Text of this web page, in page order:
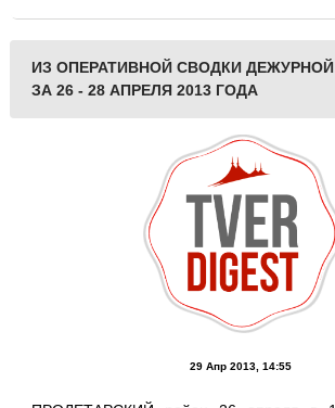
ИЗ ОПЕРАТИВНОЙ СВОДКИ
ЗА 26 - 28 АПРЕЛЯ 2013 ГОДА
29 Апр 2013, 14:55